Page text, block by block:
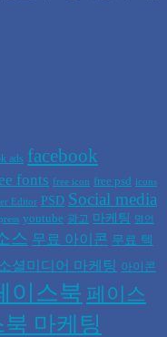
ads facebook
fonts free icon free psd icons
Editor PSD Social media
youtube 광고 마케팅 명언
스 무료 아이콘 무료 텍
소셜미디어 마케팅 아이콘
이스북 페이스
마케팅